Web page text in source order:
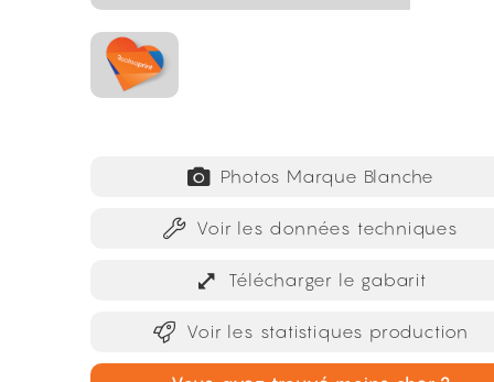
Photos Marque Blanche
Voir les données techniques
Télécharger le gabarit
Voir les statistiques production